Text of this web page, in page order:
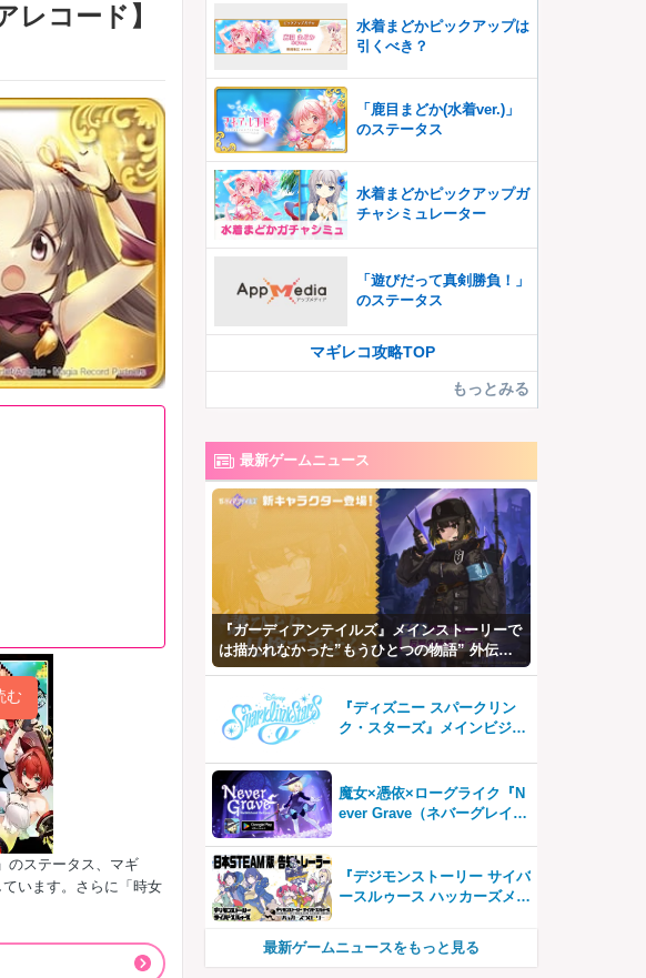
レコード】
む
のステータス、マギ
います。さらに「時女
水着まどかピックアップは
引くべき？
「鹿目まどか(水着ver.)」
のステータス
水着まどかピックアップガ
チャシミュレーター
「遊びだって真剣勝負！」
のステータス
マギレコ攻略TOP
もっとみる
最新ゲームニュース
『ガーディアンテイルズ』メインストーリーで
は描かれなかった”もうひとつの物語” 外伝
「応答せよ！カンタベリー」公開！
『ディズニー スパークリン
ク・スターズ』メインビジュ
始！
魔女×憑依×ローグライク『N
ever Grave（ネバーグレイ
『デジモンストーリー サイバ
ースルゥース ハッカーズメモ
最新ゲームニュースをもっと見る